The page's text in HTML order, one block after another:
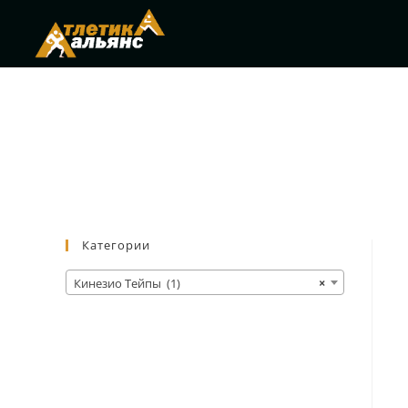
Категории
×
Кинезио Тейпы (1)